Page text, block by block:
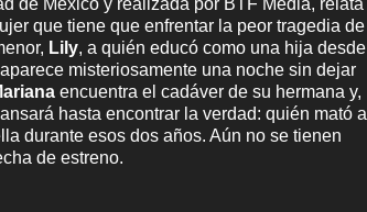
de México y realizada por BTF Media, relata
que tiene que enfrentar la peor tragedia de
Lily, a quién educó como una hija desde
misteriosamente una noche sin dejar
encuentra el cadáver de su hermana y,
hasta encontrar la verdad: quién mató a
durante esos dos años. Aún no se tienen
de estreno.